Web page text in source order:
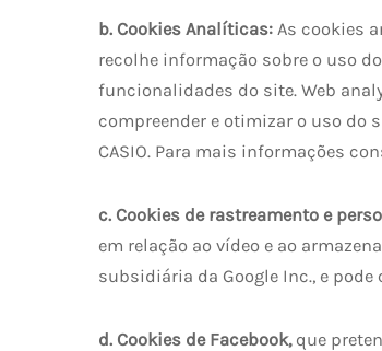
b. Cookies Analíticas: As cookies
recolhe informação sobre o uso
funcionalidades do site. Web
compreender e otimizar o uso do
CASIO. Para mais informações
c. Cookies de rastreamento e
em relação ao vídeo e ao
subsidiária da Google Inc., e
d. Cookies de Facebook,que